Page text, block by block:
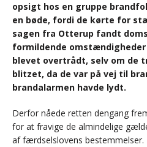
opsigt hos en gruppe
en bøde, fordi de kørte for
sagen fra Otterup fandt
formildende
blevet overtrådt, selv om de
blitzet, da de var på vej til
brandalarmen havde lydt.
Derfor nåede retten dengang
for at fravige de almindelige
af færdselslovens